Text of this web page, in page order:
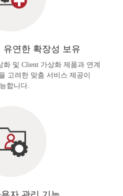
유연한 확장성 보유
화 및 Client 가상화 제품과 연계
고려한 맞춤 서비스 제공이
합니다.